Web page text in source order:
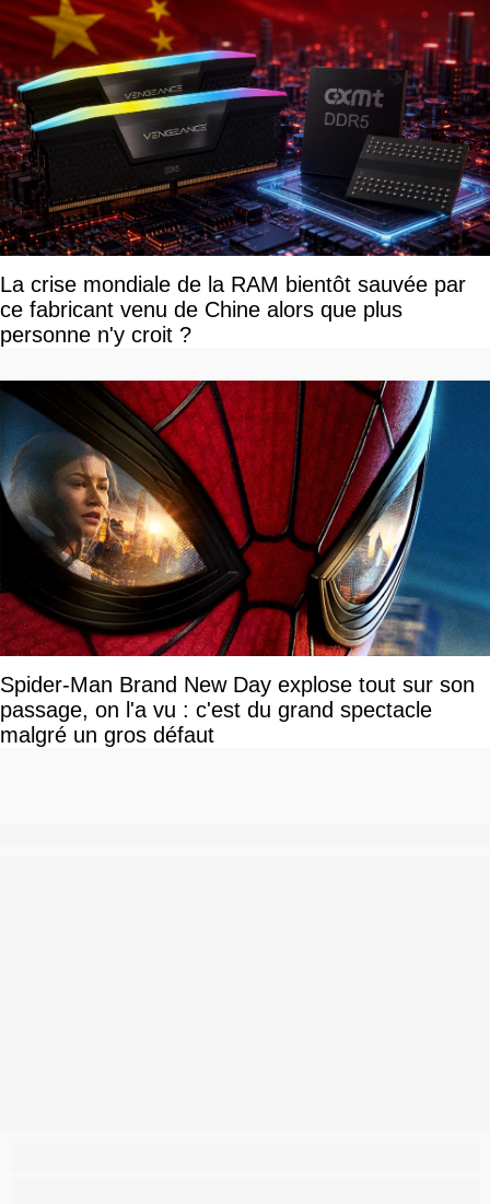
La crise mondiale de la RAM bientôt sauvée par
ce fabricant venu de Chine alors que plus
personne n'y croit ?
Spider-Man Brand New Day explose tout sur son
passage, on l'a vu : c'est du grand spectacle
malgré un gros défaut